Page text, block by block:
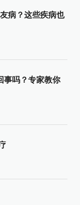
病？这些疾病也
事吗？专家教你